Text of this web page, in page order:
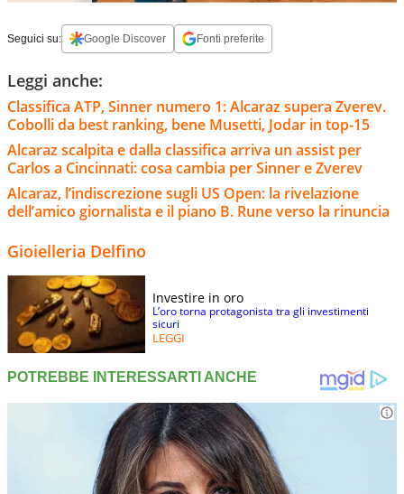
Seguici su: Google Discover Fonti preferite
Leggi anche:
Classifica ATP, Sinner numero 1: Alcaraz supera Zverev.
Cobolli da best ranking, bene Musetti, Jodar in top-15
Alcaraz scalpita e dalla classifica arriva un assist per
Carlos a Cincinnati: cosa cambia per Sinner e Zverev
Alcaraz, l’indiscrezione sugli US Open: la rivelazione
dell’amico giornalista e il piano B. Rune verso la rinuncia
Gioielleria Delfino
Investire in oro
L’oro torna protagonista tra gli investimenti
sicuri
LEGGI